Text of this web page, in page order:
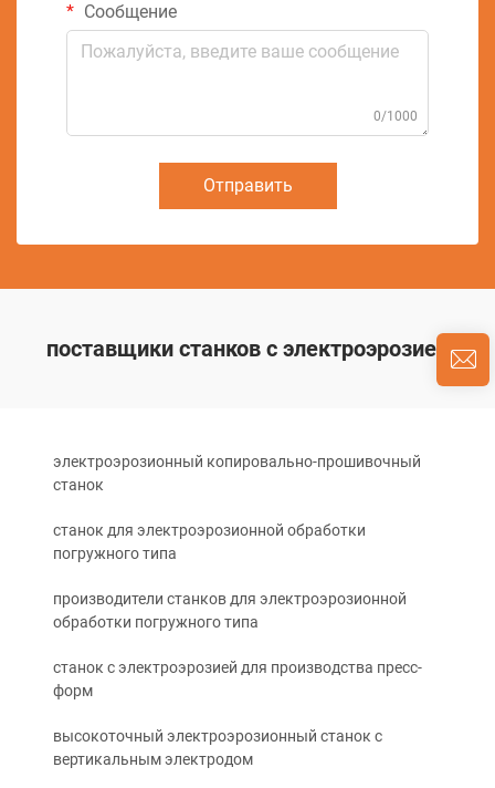
Сообщение
0/1000
Отправить
поставщики станков с электроэрозией
электроэрозионный копировально-прошивочный
станок
станок для электроэрозионной обработки
погружного типа
производители станков для электроэрозионной
обработки погружного типа
станок с электроэрозией для производства пресс-
форм
высокоточный электроэрозионный станок с
вертикальным электродом